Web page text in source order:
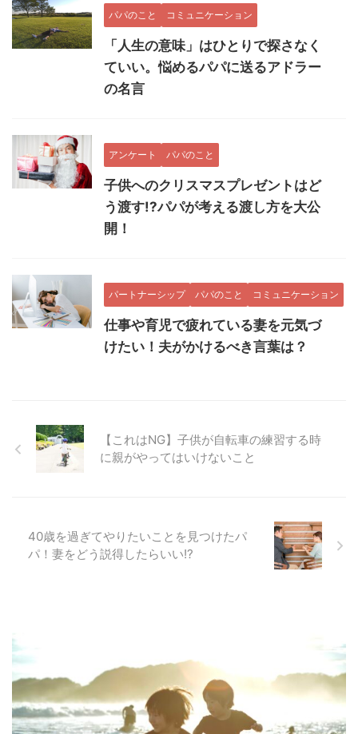
パパのこと コミュニケーション
「人生の意味」はひとりで探さなく
ていい。悩めるパパに送るアドラー
の名言
アンケート パパのこと
子供へのクリスマスプレゼントはど
う渡す!?パパが考える渡し方を大公
開！
パートナーシップ パパのこと コミュニケーション
仕事や育児で疲れている妻を元気づ
けたい！夫がかけるべき言葉は？
【これはNG】子供が自転車の練習する時
に親がやってはいけないこと
40歳を過ぎてやりたいことを見つけたパ
パ！妻をどう説得したらいい!?